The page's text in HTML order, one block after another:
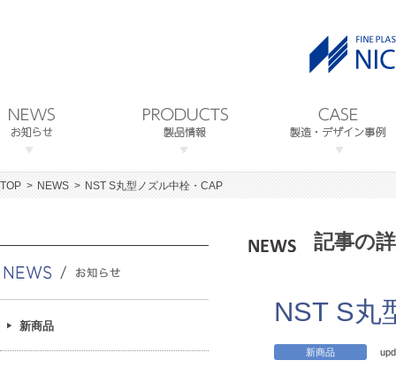
TOP NEWS NST S丸型ノズル中栓・CAP
記事の
NST S丸
新商品
新商品